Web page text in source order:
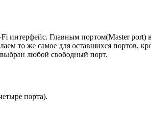
Главным портом(Master port)
то же самое для оставшихся портов,
любой свободный порт.
порта).